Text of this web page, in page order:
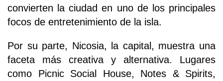
convierten la ciudad en uno de los principales
focos de entretenimiento de la isla.
Por su parte, Nicosia, la capital, muestra una
faceta más creativa y alternativa. Lugares
como Picnic Social House, Notes & Spirits,